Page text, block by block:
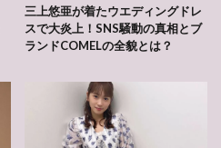
三上悠亜が着たウエディングドレ
スで大炎上！SNS騒動の真相とブ
ランドCOMELの全貌とは？